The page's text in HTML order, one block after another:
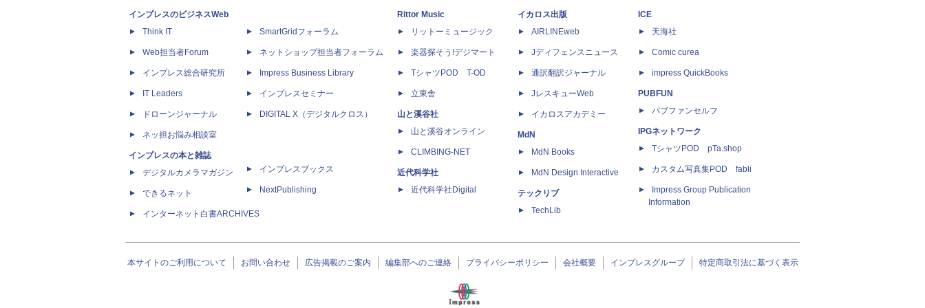
インプレスのビジネスWeb
Think IT
Web担当者Forum
インプレス総合研究所
IT Leaders
ドローンジャーナル
ネッ担お悩み相談室
インプレスの本と雑誌
デジタルカメラマガジン
できるネット
インターネット白書ARCHIVES
SmartGridフォーラム
ネットショップ担当者フォーラム
Impress Business Library
インプレスセミナー
DIGITAL X（デジタルクロス）
インプレスブックス
NextPublishing
Rittor Music
リットーミュージック
楽器探そう!デジマート
TシャツPOD T-OD
立東舎
山と溪谷社
山と溪谷オンライン
CLIMBING-NET
近代科学社
近代科学社Digital
イカロス出版
AIRLINEweb
Jディフェンスニュース
通訳翻訳ジャーナル
JレスキューWeb
イカロスアカデミー
MdN
MdN Books
MdN Design Interactive
テックリブ
TechLib
ICE
天海社
Comic curea
impress QuickBooks
PUBFUN
パブファンセルフ
IPGネットワーク
TシャツPOD pTa.shop
カスタム写真集POD fabli
Impress Group Publication
Information
本サイトのご利用について お問い合わせ 広告掲載のご案内 編集部へのご連絡 プライバシーポリシー 会社概要 インプレスグループ 特定商取引法に基づく表示